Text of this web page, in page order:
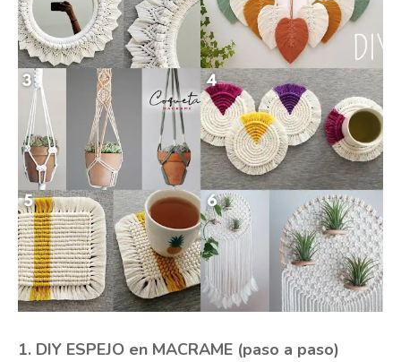
1. DIY ESPEJO en MACRAME (paso a paso)